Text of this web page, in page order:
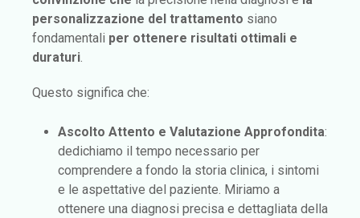
personalizzazione del trattamento siano
fondamentali per ottenere risultati ottimali e
duraturi.
Questo significa che:
Ascolto Attento e Valutazione Approfondita:
dedichiamo il tempo necessario per
comprendere a fondo la storia clinica, i sintomi
e le aspettative del paziente. Miriamo a
ottenere una diagnosi precisa e dettagliata della